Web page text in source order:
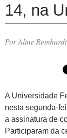
14, na
Por Aline
A Universidade
nesta segunda-
a assinatura de
Participaram da